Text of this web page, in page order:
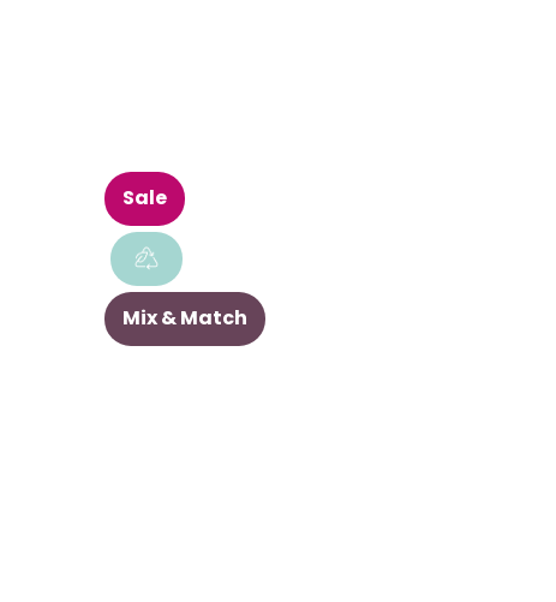
Sale
Mix & Match